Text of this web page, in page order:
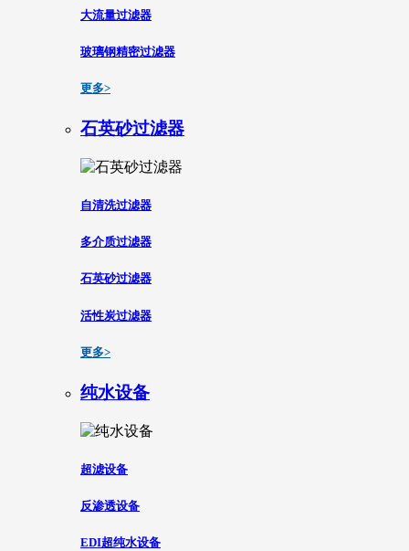
大流量过滤器
玻璃钢精密过滤器
更多>
石英砂过滤器
自清洗过滤器
多介质过滤器
石英砂过滤器
活性炭过滤器
更多>
纯水设备
超滤设备
反渗透设备
EDI超纯水设备